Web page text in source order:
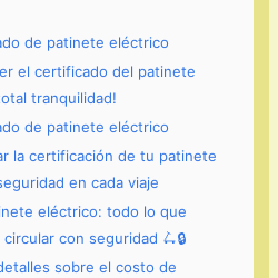
de patinete eléctrico
el certificado del patinete
tranquilidad!
de patinete eléctrico
la certificación de tu patinete
en cada viaje
eléctrico: todo lo que
con seguridad 🛴🔒
sobre el costo de